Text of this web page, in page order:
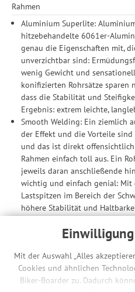
Mit der Auswahl „Alles
Cookies und ähnlichen
Biker-Boarder zu. Dadurch
Rahmen
Aluminium Superlite:
hitzebehandelte 6061er-
genau die Eigenschaften mit,
unverzichtbar sind:
wenig Gewicht und
konifizierten Rohrsätze sparen
dass die Stabilität und
Ergebnis: extrem leichte,
Smooth Welding: Ein ziemlich
der Effekt und die Vorteile
und das ist direkt
Rahmen einfach toll aus. Ein
jeweils daran anschließende
wichtig und einfach genial: Mit
Lastspitzen im Bereich der
höhere Stabilität und
Tiefeinsteigerrahmen einen
für schnelles, einfaches Auf-
Design Features.
Fully Integrated Battery: Dank
System verschwindet der